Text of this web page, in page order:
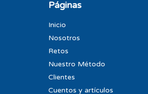
Páginas
Inicio
Nosotros
Retos
Nuestro Método
Clientes
Cuentos y artículos